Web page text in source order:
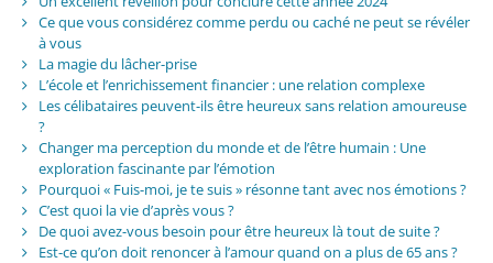
Ce que vous considérez comme perdu ou caché ne peut se révéler
à vous
La magie du lâcher-prise
L’école et l’enrichissement financier : une relation complexe
Les célibataires peuvent-ils être heureux sans relation amoureuse
?
Changer ma perception du monde et de l’être humain : Une
exploration fascinante par l’émotion
Pourquoi « Fuis-moi, je te suis » résonne tant avec nos émotions ?
C’est quoi la vie d’après vous ?
De quoi avez-vous besoin pour être heureux là tout de suite ?
Est-ce qu’on doit renoncer à l’amour quand on a plus de 65 ans ?